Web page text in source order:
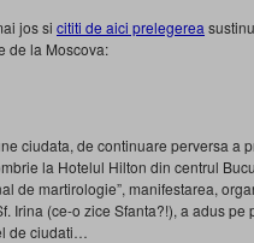
jos si cititi de aici prelegerea
de la Moscova:
ciudata, de continuare perversa a
la Hotelul Hilton din centrul
de martirologie”, manifestarea,
Irina (ce-o zice Sfanta?!), a adus
de ciudati…